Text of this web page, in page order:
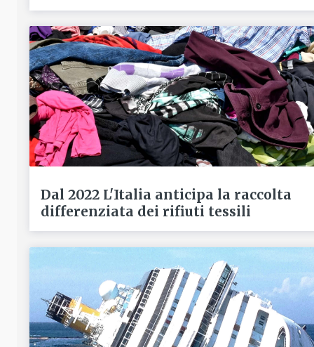
Dal 2022 L'Italia anticipa la raccolta
differenziata dei rifiuti tessili